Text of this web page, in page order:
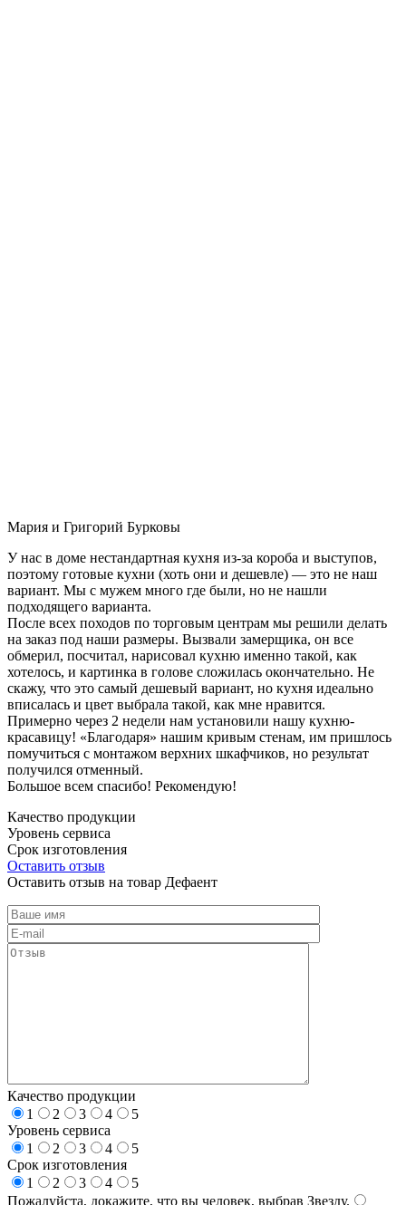
Мария и Григорий Бурковы
У нас в доме нестандартная кухня из-за короба и выступов,
поэтому готовые кухни (хоть они и дешевле) — это не наш
вариант. Мы с мужем много где были, но не нашли
подходящего варианта.
После всех походов по торговым центрам мы решили делать
на заказ под наши размеры. Вызвали замерщика, он все
обмерил, посчитал, нарисовал кухню именно такой, как
хотелось, и картинка в голове сложилась окончательно. Не
скажу, что это самый дешевый вариант, но кухня идеально
вписалась и цвет выбрала такой, как мне нравится.
Примерно через 2 недели нам установили нашу кухню-
красавицу! «Благодаря» нашим кривым стенам, им пришлось
помучиться с монтажом верхних шкафчиков, но результат
получился отменный.
Большое всем спасибо! Рекомендую!
Качество продукции
Уровень сервиса
Срок изготовления
Оставить отзыв
Оставить отзыв на товар Дефаент
Качество продукции
1
2 3 4
5
Уровень сервиса
1
2 3 4
5
Срок изготовления
1
2 3 4
5
Пожалуйста, докажите, что вы человек, выбрав Звезду.